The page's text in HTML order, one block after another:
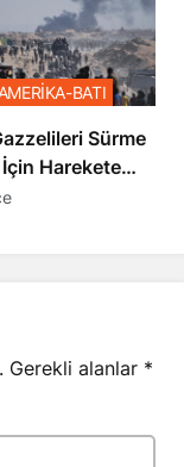
Sürme
Harekete
BATI
Gerekli alanlar *